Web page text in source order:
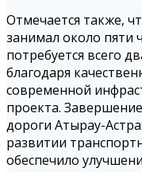
Отмечается также,
занимал около пяти
потребуется всего
благодаря
современной
проекта.
дороги Атырау-
развитии
обеспечило